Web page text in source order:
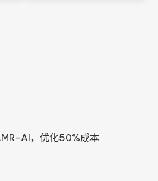
AI，优化50%成本